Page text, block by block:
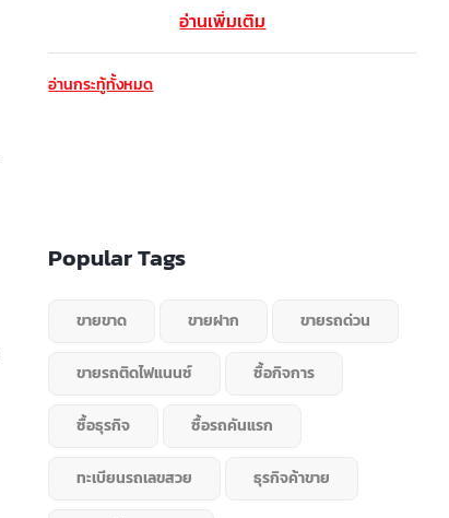
อ่านเพิ่มเติม
อ่านกระทู้ทั้งหมด
Popular Tags
ขายขาด ขายฝาก ขายรถด่วน
ขายรถติดไฟแนนซ์ ซื้อกิจการ
ซื้อธุรกิจ ซื้อรถคันแรก
ทะเบียนรถเลขสวย ธุรกิจค้าขาย